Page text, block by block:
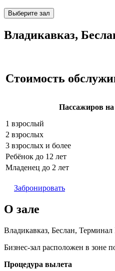
Выберите зал
Владикавказ,
Стоимость
Пассажиров на
1 взрослый
2 взрослых
3 взрослых и более
Ребёнок до 12 лет
Младенец до 2 лет
Забронировать
О зале
Владикавказ, Беслан,
Бизнес-зал расположен в зоне
Процедура вылета